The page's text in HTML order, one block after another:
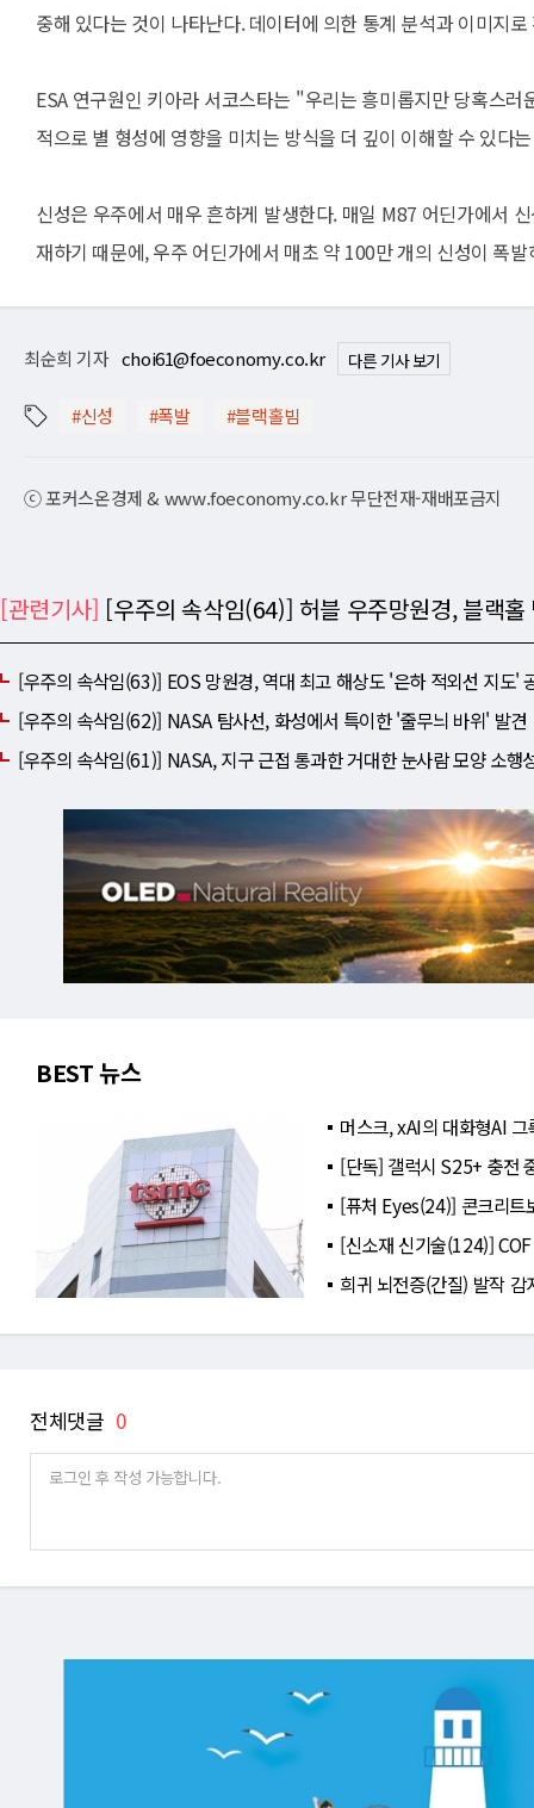
중해 있다는 것이 나타난다. 데이터에 의한 통계 분석과 이미지
ESA 연구원인 키아라 서코스타는 "우리는 흥미롭지만 당혹스
적으로 별 형성에 영향을 미치는 방식을 더 깊이 이해할 수 있다
신성은 우주에서 매우 흔하게 발생한다. 매일 M87 어딘가에서
재하기 때문에, 우주 어딘가에서 매초 약 100만 개의 신성이 폭발
최순희 기자 choi61@foeconomy.co.kr 다른 기사 보기
#신성 #폭발 #블랙홀빔
ⓒ 포커스온경제 & www.foeconomy.co.kr 무단전재-재배포금지
[관련기사] [우주의 속삭임(64)] 허블 우주망원경, 블랙
[우주의 속삭임(63)] EOS 망원경, 역대 최고 해상도 '은하 적외선 지도'
[우주의 속삭임(62)] NASA 탐사선, 화성에서 특이한 '줄무늬 바위' 발견
[우주의 속삭임(61)] NASA, 지구 근접 통과한 거대한 눈사람 모양 소행
BEST 뉴스
머스크, xAI의 대화형AI
[단독] 갤럭시 S25+ 충전
[퓨처 Eyes(24)] 콘크리트
[신소재 신기술(124)]
희귀 뇌전증(간질) 발작
전체댓글 0